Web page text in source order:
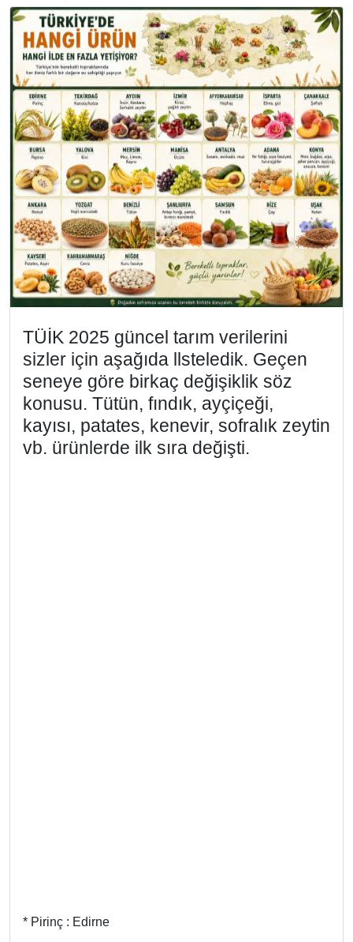
TÜİK 2025 güncel tarım verilerini
sizler için aşağıda llsteledik. Geçen
seneye göre birkaç değişiklik söz
konusu. Tütün, fındık, ayçiçeği,
kayısı, patates, kenevir, sofralık zeytin
vb. ürünlerde ilk sıra değişti.
* Pirinç : Edirne